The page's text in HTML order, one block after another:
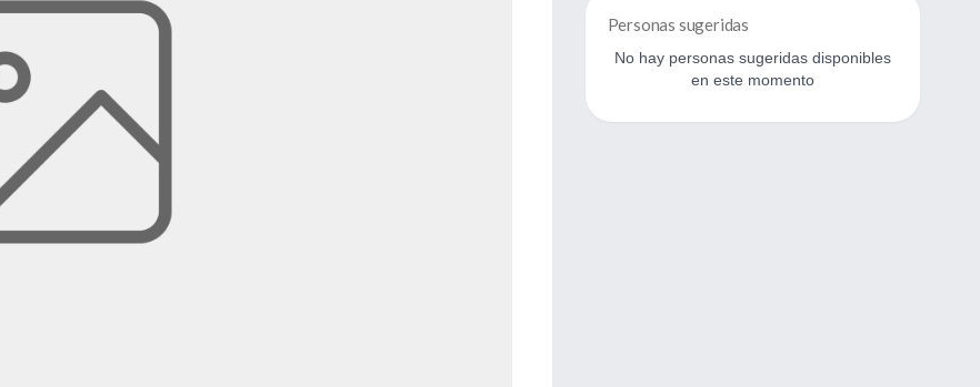
Personas sugeridas
No hay personas sugeridas disponibles
en este momento